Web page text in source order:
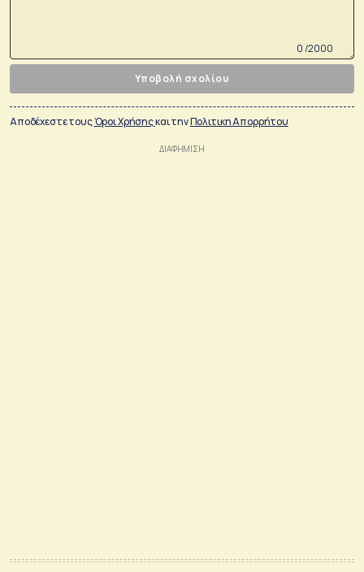
0 /2000
Υποβολή σχολίου
Αποδέχεστε τουςΌροι Χρήσηςκαι τηνΠολιτικη Απορρήτου